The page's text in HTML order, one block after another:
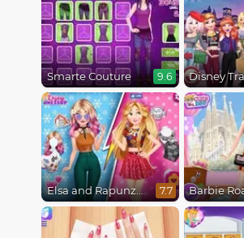
Smarte Couture 9.6
Elsa and Rapunzel Princess Rivalry 7.7